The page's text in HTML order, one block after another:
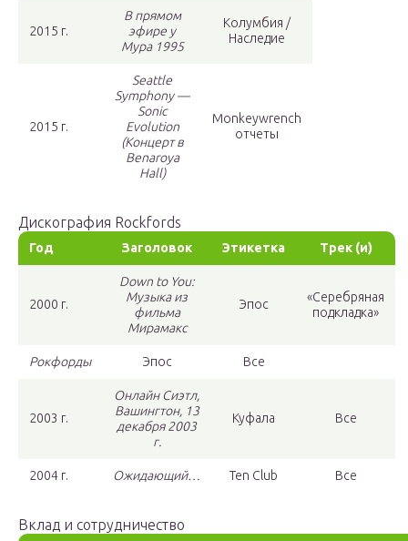
2015 г.
В прямом
эфире у
Мура 1995
Колумбия /
Наследие
2015 г.
Seattle
Symphony —
Sonic
Evolution
(Концерт в
Benaroya
Hall)
Monkeywrench
отчеты
Дискография Rockfords
Год Заголовок Этикетка Трек (и)
2000 г.
Down to You:
Музыка из
фильма
Мирамакс
Эпос
«Серебряная
подкладка»
Рокфорды Эпос Все
2003 г.
Онлайн Сиэтл,
Вашингтон, 13
декабря 2003
г.
Куфала Все
2004 г. Ожидающий… Ten Club Все
Вклад и сотрудничество